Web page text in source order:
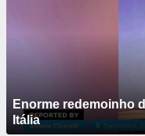
Enorme redemoinho
Itália